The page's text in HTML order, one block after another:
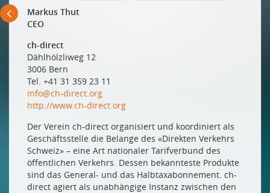
UNTERRICHTSFORMEN FÜR EINE DIGITALE WELT
lernen
Lernen und Lehren im digitalen Klassenzimmer
Der Tsunami, der vielleicht doch nur eine Welle war
Was bringt der Einsatz von Tablets im Unterricht?
Lernszenarien in einer zunehmend digitalen Lebens-
und Wirtschaftswelt
AUS DER PRAXIS
Volksschule: Offen sein für Neues
Markus Thut
CEO
ch-direct
Dählhölzliweg 12
3006 Bern
Tel. +41 31 359 23 11
info@ch-direct.org
http://www.ch-direct.org
Der Verein ch-direct organisiert und koordiniert als
Geschäftsstelle die Belange des «Direkten Verkehrs
Schweiz» – eine Art nationaler Tarifverbund des
öffentlichen Verkehrs. Dessen bekannteste Produkte
sind das General- und das Halbtaxabonnement. ch-
direct agiert als unabhängige Instanz zwischen den